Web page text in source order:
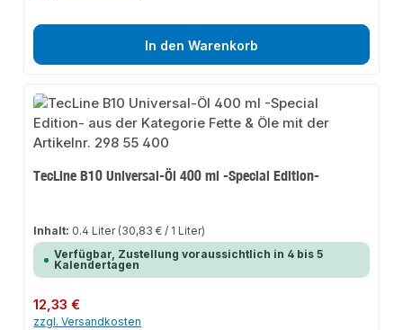
In den Warenkorb
TecLine B10 Universal-Öl 400 ml -Special Edition-
Inhalt: 0.4 Liter (30,83 € / 1 Liter)
Verfügbar, Zustellung voraussichtlich in 4 bis 5
Kalendertagen
Regulärer Preis:
12,33 €
zzgl. Versandkosten